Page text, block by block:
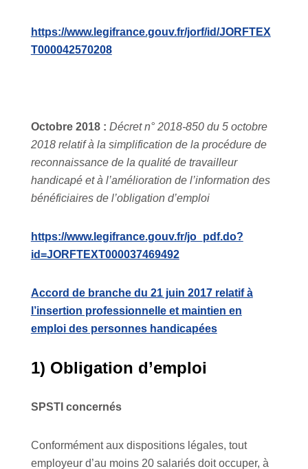
https://www.legifrance.gouv.fr/jorf/id/JORFTEX
T000042570208
Octobre 2018 : Décret n° 2018-850 du 5 octobre
2018 relatif à la simplification de la procédure de
reconnaissance de la qualité de travailleur
handicapé et à l’amélioration de l’information des
bénéficiaires de l’obligation d’emploi
https://www.legifrance.gouv.fr/jo_pdf.do?
id=JORFTEXT000037469492
Accord de branche du 21 juin 2017 relatif à
l’insertion professionnelle et maintien en
emploi des personnes handicapées
1) Obligation d’emploi
SPSTI concernés
Conformément aux dispositions légales, tout
employeur d’au moins 20 salariés doit occuper, à